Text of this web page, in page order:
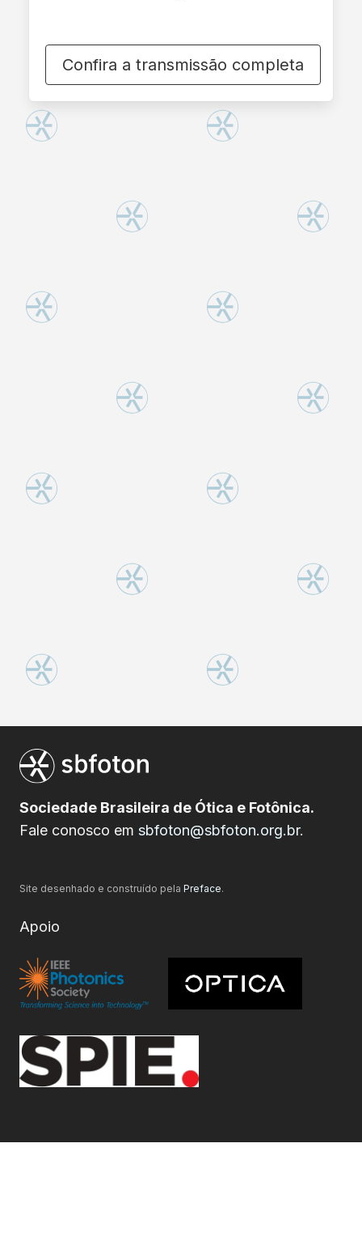
Confira a transmissão completa
Sociedade Brasileira de Ótica e Fotônica.
Fale conosco em sbfoton@sbfoton.org.br.
Site desenhado e construído pela Preface.
Apoio